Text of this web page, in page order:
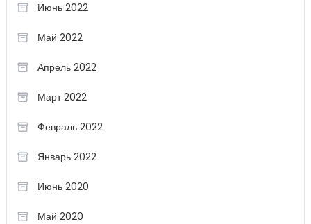
Июнь 2022
Май 2022
Апрель 2022
Март 2022
Февраль 2022
Январь 2022
Июнь 2020
Май 2020